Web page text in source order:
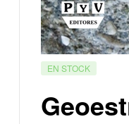
EN STOCK